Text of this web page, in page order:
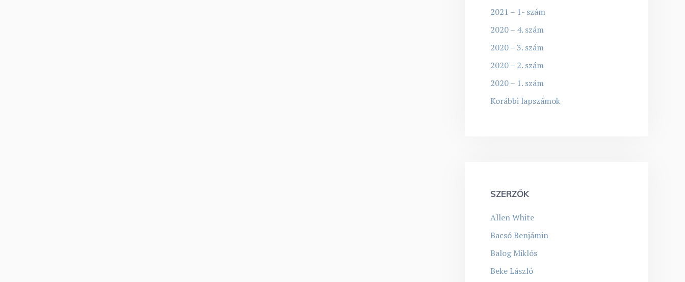
2021 – 1- szám
2020 – 4. szám
2020 – 3. szám
2020 – 2. szám
2020 – 1. szám
Korábbi lapszámok
SZERZŐK
Allen White
Bacsó Benjámin
Balog Miklós
Beke László